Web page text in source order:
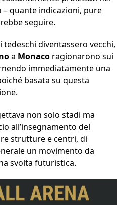
quante indicazioni, pure
seguire.
diventassero vecchi,
a Monaco ragionarono sui
immediatamente una
basata su questa
non solo stadi ma
all’insegnamento del
strutture e centri, di
un movimento da
svolta futuristica.